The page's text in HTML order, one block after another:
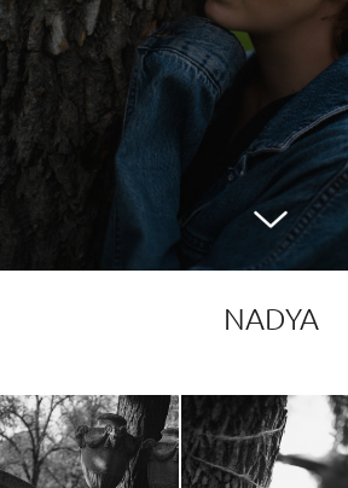
NADYA